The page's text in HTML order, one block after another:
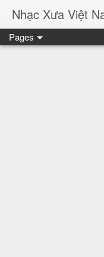
Nhạc Xưa Việt
Pages